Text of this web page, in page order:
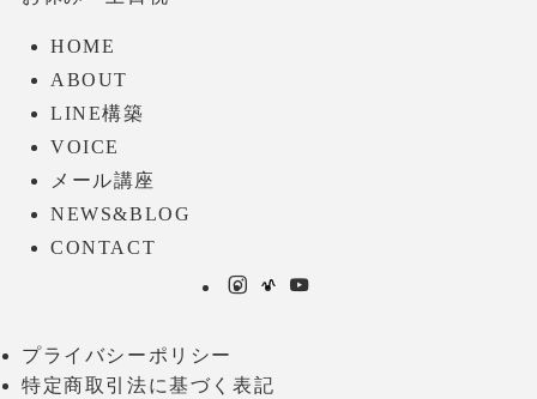
HOME
ABOUT
LINE構築
VOICE
メール講座
NEWS&BLOG
CONTACT
プライバシーポリシー
特定商取引法に基づく表記